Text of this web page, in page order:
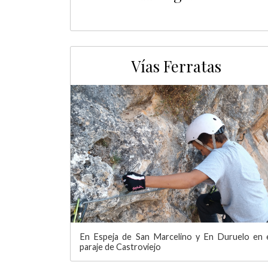
Vías Ferratas
En Espeja de San Marcelino y En Duruelo en
paraje de Castroviejo